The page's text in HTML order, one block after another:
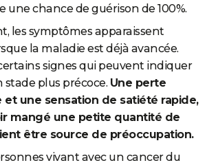
une chance de guérison de 100%.
les symptômes apparaissent
la maladie est déjà avancée.
signes qui peuvent indiquer
plus précoce. Une perte
une sensation de satiété rapide,
mangé une petite quantité de
être source de préoccupation.
vivant avec un cancer du